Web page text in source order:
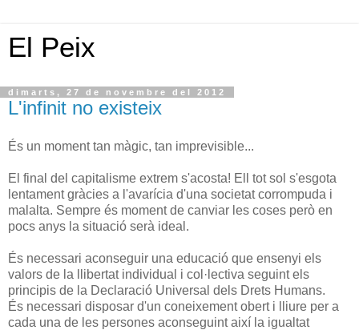
El Peix
dimarts, 27 de novembre del 2012
L'infinit no existeix
És un moment tan màgic, tan imprevisible...
El final del capitalisme extrem s'acosta! Ell tot sol s'esgota
lentament gràcies a l'avarícia d'una societat corrompuda i
malalta. Sempre és moment de canviar les coses però en
pocs anys la situació serà ideal.
És necessari aconseguir una educació que ensenyi els
valors de la llibertat individual i col·lectiva seguint els
principis de la Declaració Universal dels Drets Humans.
És necessari disposar d'un coneixement obert i lliure per a
cada una de les persones aconseguint així la igualtat